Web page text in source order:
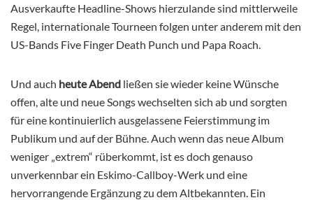
Ausverkaufte Headline-Shows hierzulande sind mittlerweile
Regel, internationale Tourneen folgen unter anderem mit den
US-Bands Five Finger Death Punch und Papa Roach.
Und auch heute Abend ließen sie wieder keine Wünsche
offen, alte und neue Songs wechselten sich ab und sorgten
für eine kontinuierlich ausgelassene Feierstimmung im
Publikum und auf der Bühne. Auch wenn das neue Album
weniger „extrem“ rüberkommt, ist es doch genauso
unverkennbar ein Eskimo-Callboy-Werk und eine
hervorrangende Ergänzung zu dem Altbekannten. Ein